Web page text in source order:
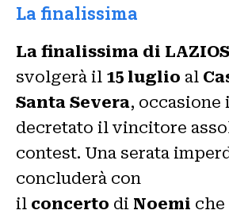
La finalissima
La finalissima di
svolgerà il 15 luglio al
Santa Severa, occasione
decretato il vincitore
contest. Una serata
concluderà con
il concerto di Noemi che